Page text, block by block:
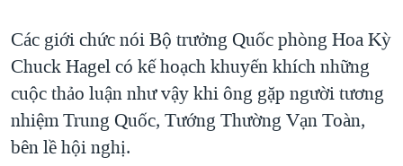
Các giới chức nói Bộ trưởng Quốc phòng Hoa Kỳ
Chuck Hagel có kế hoạch khuyến khích những
cuộc thảo luận như vậy khi ông gặp người tương
nhiệm Trung Quốc, Tướng Thường Vạn Toàn,
bên lề hội nghị.